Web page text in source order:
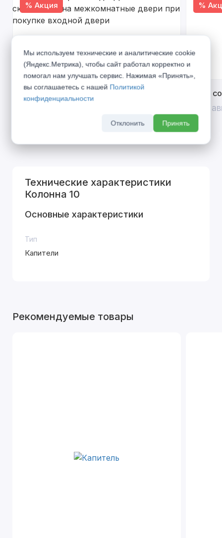
% Акция
Открой двери выгоде. Дополнительная
скидка 10% на межкомнатные двери при
%
Divilux
До 31
Технические характеристики
Колонна 10
Основные характеристики
Тип
Капители
Рекомендуемые товары
Мы используем технические и аналитические cookie
(Яндекс.Метрика), чтобы сайт работал корректно и
помогал нам улучшать сервис. Нажимая «Принять»,
вы соглашаетесь с нашей Политикой
конфиденциальности
Отклонить Принять